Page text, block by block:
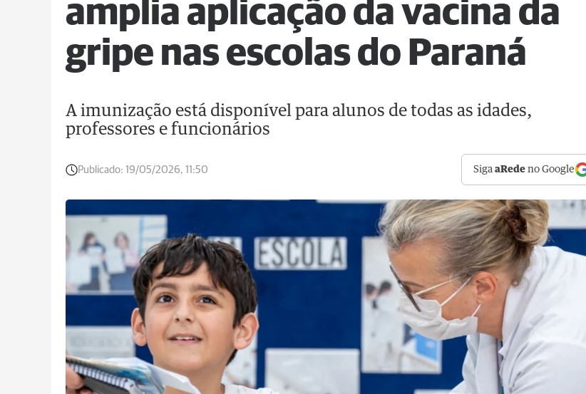
amplia aplicação da vacina da
gripe nas escolas do Paraná
A imunização está disponível para alunos de todas as idades,
professores e funcionários
Publicado: 19/05/2026, 11:50 SigaaRede no Google